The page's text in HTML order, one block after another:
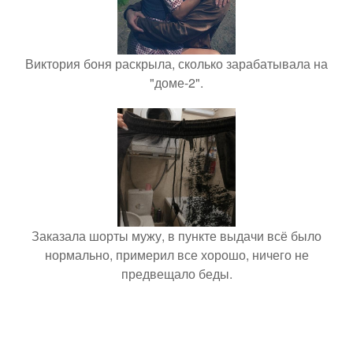
Виктория боня раскрыла, сколько зарабатывала на
"доме-2".
Заказала шорты мужу, в пункте выдачи всё было
нормально, примерил все хорошо, ничего не
предвещало беды.